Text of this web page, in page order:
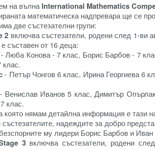
на вълна International Mathematics
математическа надпревара ще се
две състезателни групи:
2 включва състезатели, родени след 1-ви
съставен от 16 деца:
Люба Конова - 7 клас, Борис Барбов - 7
клас.
- Петър Чонгов 6 клас, Ирина Георгиева 6
Иванов 5 клас, Димитър
клас.
която нямам детайлна информация е тази
надеждите за добро
му лидери Борис Барбов и
3включва състезатели, родени